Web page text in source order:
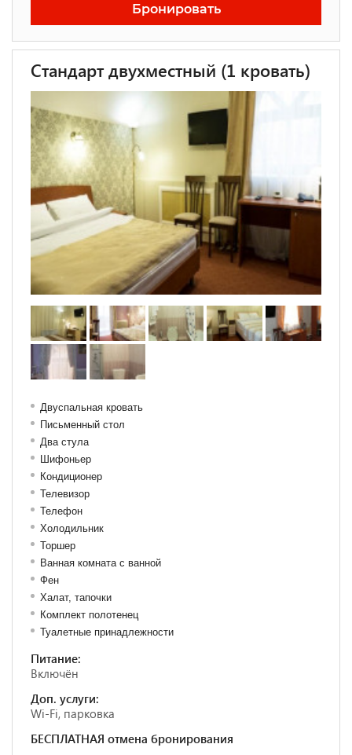
Бронировать
Стандарт двухместный (1 кровать)
Двуспальная кровать
Письменный стол
Два стула
Шифоньер
Кондиционер
Телевизор
Телефон
Холодильник
Торшер
Ванная комната с ванной
Фен
Халат, тапочки
Комплект полотенец
Туалетные принадлежности
Питание:
Включён
Доп. услуги:
Wi-Fi, парковка
БЕСПЛАТНАЯ отмена бронирования